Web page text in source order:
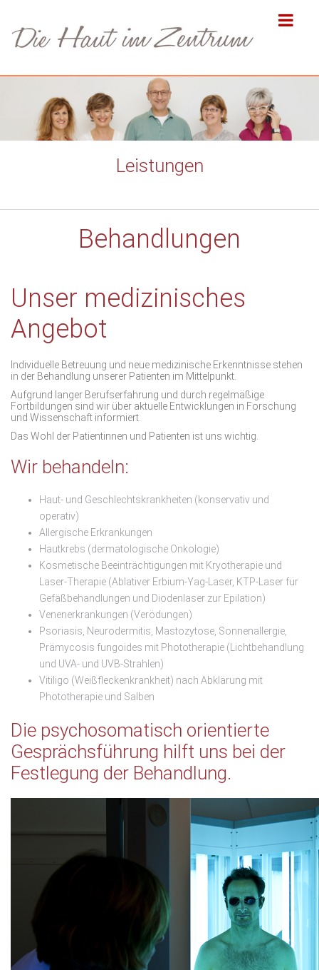
Leistungen
Behandlungen
Unser medizinisches
Angebot
Individuelle Betreuung und neue medizinische Erkenntnisse stehen
in der Behandlung unserer Patienten im Mittelpunkt.
Aufgrund langer Berufserfahrung und durch regelmäßige
Fortbildungen sind wir über aktuelle Entwicklungen in Forschung
und Wissenschaft informiert.
Das Wohl der Patientinnen und Patienten ist uns wichtig.
Wir behandeln:
Haut- und Geschlechtskrankheiten (konservativ und
operativ)
Allergische Erkrankungen
Hautkrebs (dermatologische Onkologie)
Kosmetische Beeinträchtigungen mit Kryotherapie und
Laser-Therapie (Ablativer Erbium-Yag-Laser, KTP-Laser für
Gefäßbehandlungen und Diodenlaser zur Epilation)
Venenerkrankungen (Verödungen)
Psoriasis, Neurodermitis, Mastozytose, Sonnenallergie,
Prämycosis fungoides mit Phototherapie (Lichtbehandlung
und UVA- und UVB-Strahlen)
Vitiligo (Weißfleckenkrankheit) nach Abklärung mit
Phototherapie und Salben
Die psychosomatisch orientierte
Gesprächsführung hilft uns bei der
Festlegung der Behandlung.